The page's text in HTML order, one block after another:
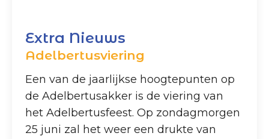
Extra Nieuws
Adelbertusviering
Een van de jaarlijkse hoogtepunten op
de Adelbertusakker is de viering van
het Adelbertusfeest. Op zondagmorgen
25 juni zal het weer een drukte van